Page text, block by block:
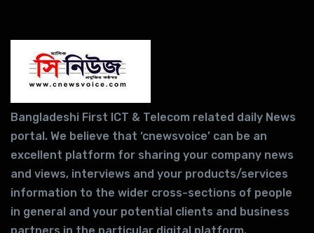
Bangladeshi First ICT & Telecom related daily News
portal. We believe that ‘cnewsvoice’ can be an
excellent platform for sharing your company news
and views, interviews and your products/services
information to the wider cross-sections of people
in general and your potential clients and business